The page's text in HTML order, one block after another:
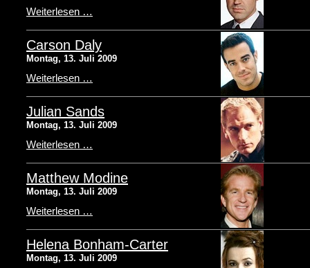
Weiterlesen …
Carson Daly
Montag, 13. Juli 2009
Weiterlesen …
Julian Sands
Montag, 13. Juli 2009
Weiterlesen …
Matthew Modine
Montag, 13. Juli 2009
Weiterlesen …
Helena Bonham-Carter
Montag, 13. Juli 2009